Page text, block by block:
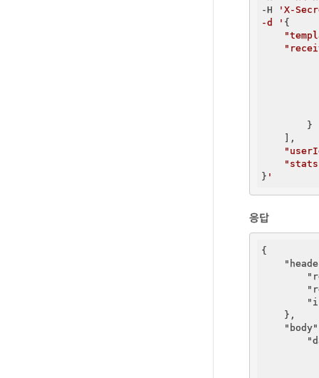
-H
'X-
-d ' {
        }
    ],
}
응답
{
    },
"body"